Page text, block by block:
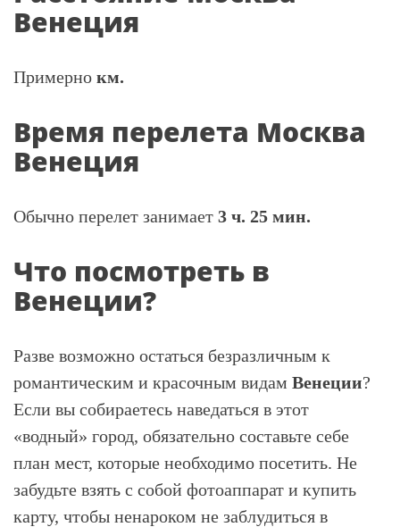
Венеция
Примерно км.
Время перелета Москва
Венеция
Обычно перелет занимает 3 ч. 25 мин.
Что посмотреть в
Венеции?
Разве возможно остаться безразличным к
романтическим и красочным видам Венеции?
Если вы собираетесь наведаться в этот
«водный» город, обязательно составьте себе
план мест, которые необходимо посетить. Не
забудьте взять с собой фотоаппарат и купить
карту, чтобы ненароком не заблудиться в